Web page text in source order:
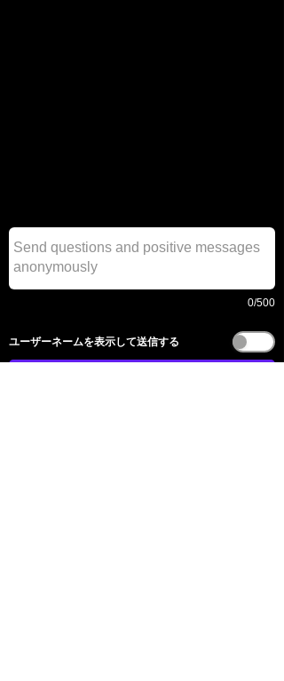
0/500
​ユーザーネームを表示して送信する